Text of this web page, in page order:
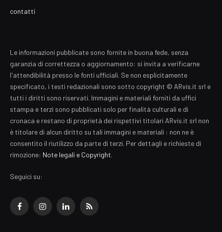
contatti
Le informazioni pubblicate sono fornite in buona fede, senza
garanzia di correttezza o aggiornamento: si invita a verificarne
l'attendibilità presso le fonti ufficiali. Se non esplicitamente
specificato, i testi redazionali sono sotto copyright © ARvis.it srl e
tutti i diritti sono riservati. Immagini e materiali forniti da uffici
stampa e terzi sono pubblicati solo per finalità culturali e di
cronaca e restano di proprietà dei rispettivi titolari ARvis.it srl non
è titolare di alcun diritto su tali immagini e materiali : non ne è
consentito il riutilizzo da parte di terzi. Per dettagli e richieste di
rimozione: Note legali e Copyright.
Seguici su:
FacebookInstagramLinkedInRSS